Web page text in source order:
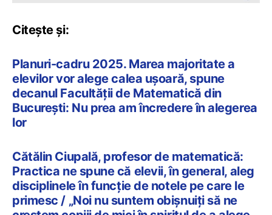
Citește și:
Planuri-cadru 2025. Marea majoritate a
elevilor vor alege calea ușoară, spune
decanul Facultății de Matematică din
București: Nu prea am încredere în alegerea
lor
Cătălin Ciupală, profesor de matematică:
Practica ne spune că elevii, în general, aleg
disciplinele în funcție de notele pe care le
primesc / „Noi nu suntem obișnuiți să ne